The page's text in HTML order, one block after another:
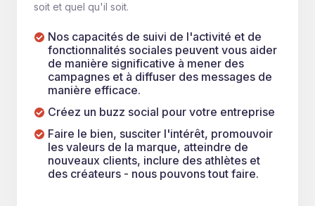
soit et quel qu'il soit.
Nos capacités de suivi de l'activité et de
fonctionnalités sociales peuvent vous aider
de manière significative à mener des
campagnes et à diffuser des messages de
manière efficace.
Créez un buzz social pour votre entreprise
Faire le bien, susciter l'intérêt, promouvoir
les valeurs de la marque, atteindre de
nouveaux clients, inclure des athlètes et
des créateurs - nous pouvons tout faire.